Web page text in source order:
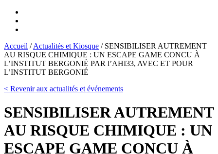
Accueil /Actualités et Kiosque / SENSIBILISER AUTREMENT
AU RISQUE CHIMIQUE : UN ESCAPE GAME CONCU À
L’INSTITUT BERGONIÉ PAR l’AHI33, AVEC ET POUR
L’INSTITUT BERGONIÉ
< Revenir aux actualités et événements
SENSIBILISER AUTREMENT
AU RISQUE CHIMIQUE : UN
ESCAPE GAME CONCU À